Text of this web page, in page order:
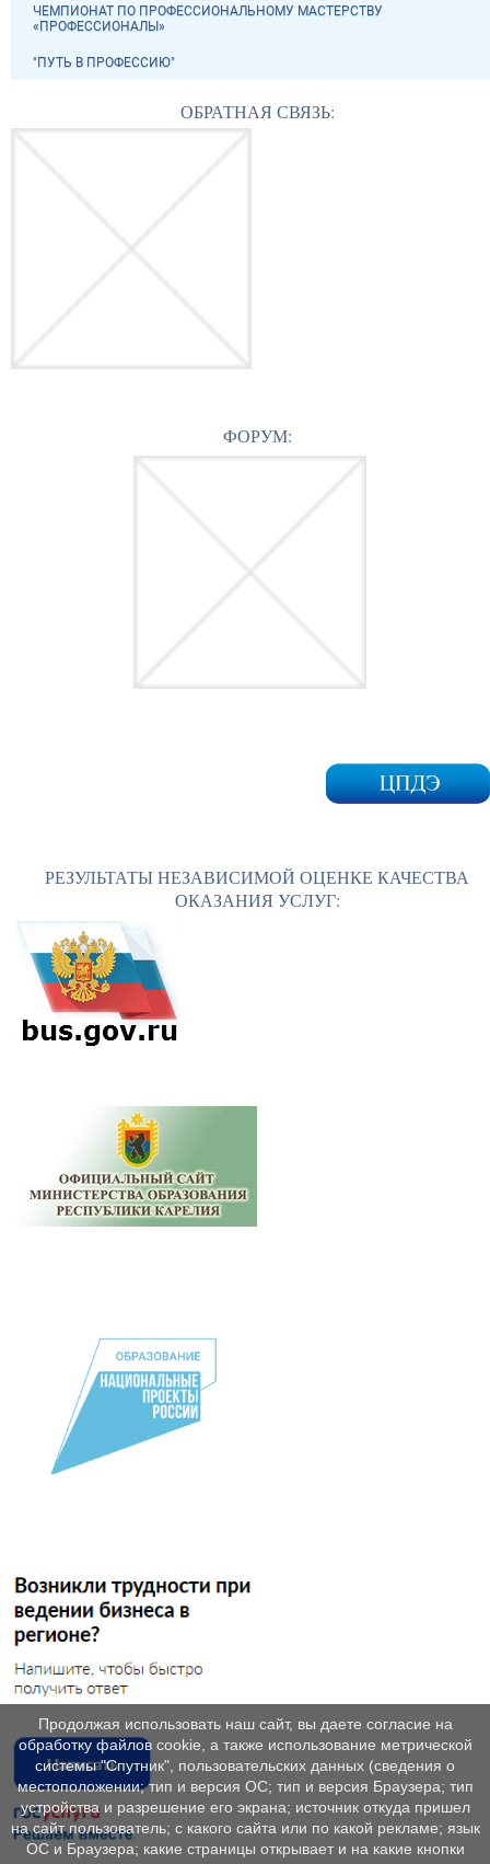
ЧЕМПИОНАТ ПО ПРОФЕССИОНАЛЬНОМУ МАСТЕРСТВУ
«ПРОФЕССИОНАЛЫ»
"ПУТЬ В ПРОФЕССИЮ"
ОБРАТНАЯ СВЯЗЬ:
ФОРУМ:
РЕЗУЛЬТАТЫ НЕЗАВИСИМОЙ ОЦЕНКЕ КАЧЕСТВА
ОКАЗАНИЯ УСЛУГ:
Продолжая использовать наш сайт, вы даете согласие на
обработку файлов cookie, а также использование метрической
системы "Спутник", пользовательских данных (сведения о
местоположении; тип и версия ОС; тип и версия Браузера; тип
устройства и разрешение его экрана; источник откуда пришел
на сайт пользователь; с какого сайта или по какой рекламе; язык
ОС и Браузера; какие страницы открывает и на какие кнопки